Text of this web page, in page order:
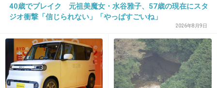
カワイイ白ネコさんが
+4 -11
40歳でブレイク 元祖美魔女・水谷雅子、57歳の現在にスタ
ジオ衝撃「信じられない」「やっぱすごいね」
2026年8月9日